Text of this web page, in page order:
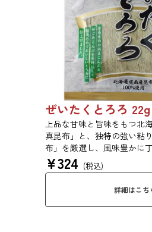
上品な甘味と旨味をもつ北
真昆布」と、独特の強い粘
布」を厳選し、風味豊かに
ぜいたくな味を、思う存分
¥324 (税込)
詳細はこち